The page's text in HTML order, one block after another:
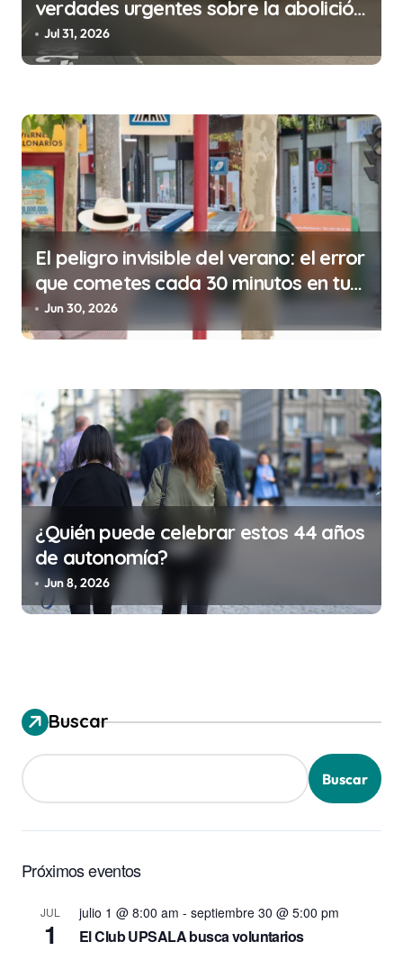
n
a
d
a
s
verdades urgentes sobre la abolición
de la prostitución
Jul 31, 2026
El peligro invisible del verano: el error
que cometes cada 30 minutos en tu
trabajo (y la ilegalidad que te puede
costar la vida)
Jun 30, 2026
¿Quién puede celebrar estos 44 años
de autonomía?
Jun 8, 2026
Buscar
Buscar
Próximos eventos
JUL
1
julio 1 @ 8:00 am - septiembre 30 @ 5:00 pm
El Club UPSALA busca voluntarios